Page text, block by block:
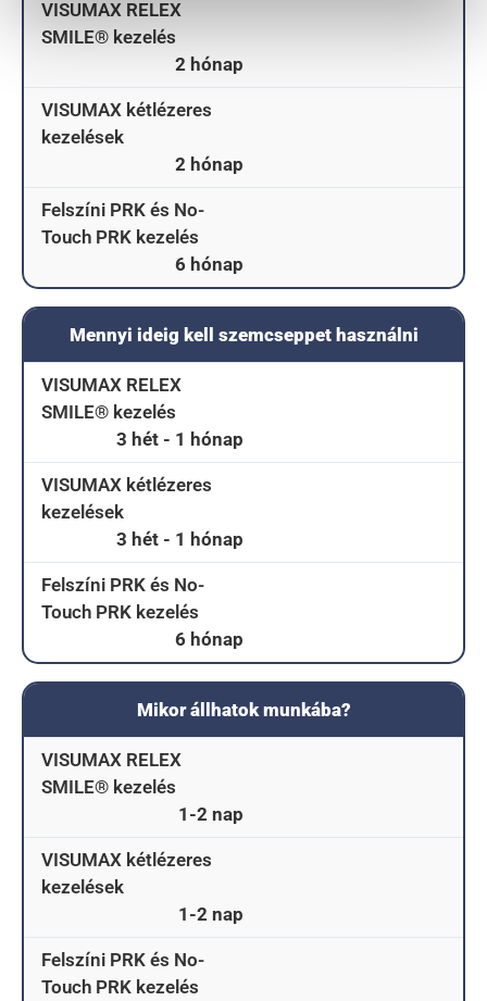
VISUMAX RELEX
SMILE® kezelés
2 hónap
VISUMAX kétlézeres
kezelések
2 hónap
Felszíni PRK és No-
Touch PRK kezelés
6 hónap
Mennyi ideig kell szemcseppet használni
VISUMAX RELEX
SMILE® kezelés
3 hét - 1 hónap
VISUMAX kétlézeres
kezelések
3 hét - 1 hónap
Felszíni PRK és No-
Touch PRK kezelés
6 hónap
Mikor állhatok munkába?
VISUMAX RELEX
SMILE® kezelés
1-2 nap
VISUMAX kétlézeres
kezelések
1-2 nap
Felszíni PRK és No-
Touch PRK kezelés